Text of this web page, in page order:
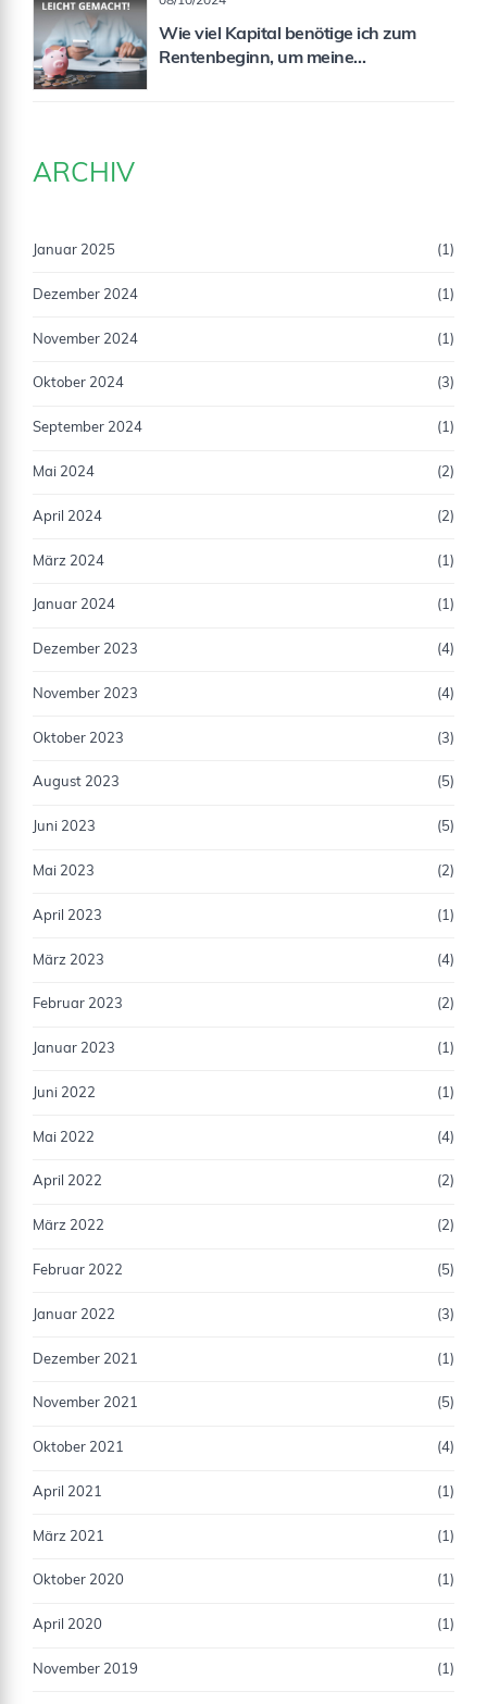
Wie viel Kapital benötige ich zum
Rentenbeginn, um meine
ARCHIV
Januar 2025 (1)
Dezember 2024 (1)
November 2024 (1)
Oktober 2024 (3)
September 2024 (1)
Mai 2024 (2)
April 2024 (2)
März 2024 (1)
Januar 2024 (1)
Dezember 2023 (4)
November 2023 (4)
Oktober 2023 (3)
August 2023 (5)
Juni 2023 (5)
Mai 2023 (2)
April 2023 (1)
März 2023 (4)
Februar 2023 (2)
Januar 2023 (1)
Juni 2022 (1)
Mai 2022 (4)
April 2022 (2)
März 2022 (2)
Februar 2022 (5)
Januar 2022 (3)
Dezember 2021 (1)
November 2021 (5)
Oktober 2021 (4)
April 2021 (1)
März 2021 (1)
Oktober 2020 (1)
April 2020 (1)
November 2019 (1)